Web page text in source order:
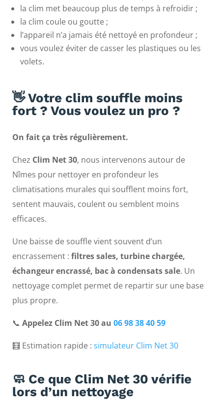
la clim met beaucoup plus de temps à refroidir ;
la clim coule ou goutte ;
l’appareil n’a jamais été nettoyé en profondeur ;
vous voulez éviter de casser les plastiques ou les
volets.
👋 Votre clim souffle moins
fort ? Vous voulez un pro ?
On fait ça très régulièrement.
Chez Clim Net 30, nous intervenons autour de
Nîmes pour nettoyer en profondeur les
climatisations murales qui soufflent moins fort,
sentent mauvais, coulent ou semblent moins
efficaces.
Une baisse de souffle vient souvent d’un
encrassement : filtres sales, turbine chargée,
échangeur encrassé, bac à condensats sale. Un
nettoyage complet permet de repartir sur une base
plus propre.
📞 Appelez Clim Net 30 au 06 98 38 40 59
🧮 Estimation rapide : simulateur Clim Net 30
🧼 Ce que Clim Net 30 vérifie
lors d’un nettoyage